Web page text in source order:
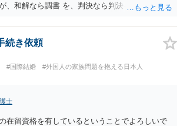
、和解なら調書 を、判決なら判決を見せてもら
知ることができるでしょう。 疑問のいくつか
ょう。 虐待でもないと、あなたの方から、父親
続き依頼
#国際結婚 #外国人の家族問題を抱える日本人
士
在留資格を有しているということでよろしいで